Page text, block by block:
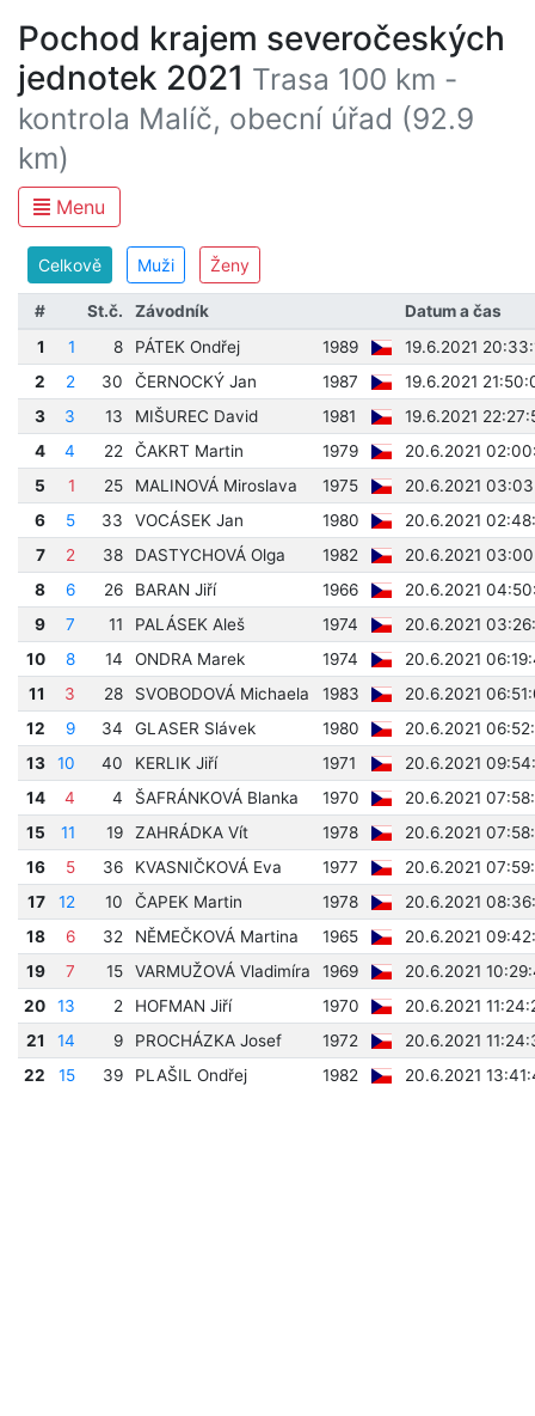
Pochod krajem severočeských
jednotek 2021 Trasa 100 km -
kontrola Malíč, obecní úřad (92.9
km)
Menu
Celkově Muži Ženy
# St.č. Závodník
Datum a čas
1
1 8 PÁTEK Ondřej 1989
19.6.2021
2
2 30 ČERNOCKÝ Jan 1987
19.6.2021
3
3 13 MIŠUREC David 1981
19.6.2021
4
4 22 ČAKRT Martin 1979
20.6.2021
5
1 25 MALINOVÁ Miroslava 1975
20.6.2021
6
5 33 VOCÁSEK Jan 1980
20.6.2021
7
2 38 DASTYCHOVÁ Olga 1982
20.6.2021
8
6 26 BARAN Jiří 1966
20.6.2021
9
7 11 PALÁSEK Aleš 1974
20.6.2021
10
8 14 ONDRA Marek 1974
20.6.2021
11
3 28 SVOBODOVÁ Michaela 1983
20.6.2021
12
9 34 GLASER Slávek 1980
20.6.2021
13
10 40 KERLIK Jiří 1971
20.6.2021
14
4 4 ŠAFRÁNKOVÁ Blanka 1970
20.6.2021
15
11 19 ZAHRÁDKA Vít 1978
20.6.2021
16
5 36 KVASNIČKOVÁ Eva 1977
20.6.2021
17
12 10 ČAPEK Martin 1978
20.6.2021
18
6 32 NĚMEČKOVÁ Martina 1965
20.6.2021
19
7 15 VARMUŽOVÁ Vladimíra 1969
20.6.2021
20
13 2 HOFMAN Jiří 1970
20.6.2021
21
14 9 PROCHÁZKA Josef 1972
20.6.2021
22
15 39 PLAŠIL Ondřej 1982 20.6.2021